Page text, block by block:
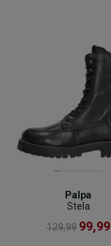
Palpa
Stela
129,99 99,99